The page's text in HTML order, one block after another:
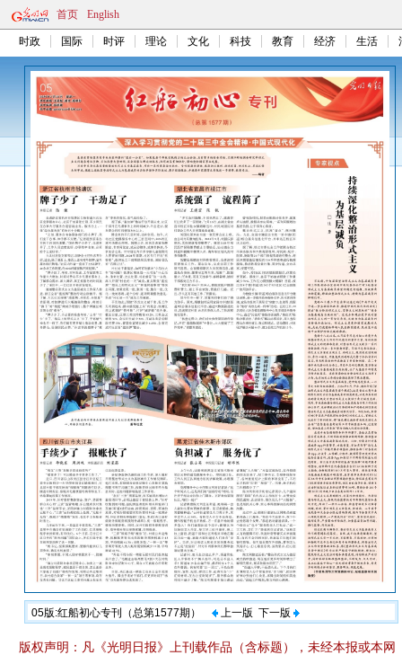
首页 English
时政 国际 时评 理论 文化 科技 教育 经济 生活
05版:红船初心专刊（总第1577期） 上一版 下一版
版权声明：凡《光明日报》上刊载作品（含标题），未经本报或本网